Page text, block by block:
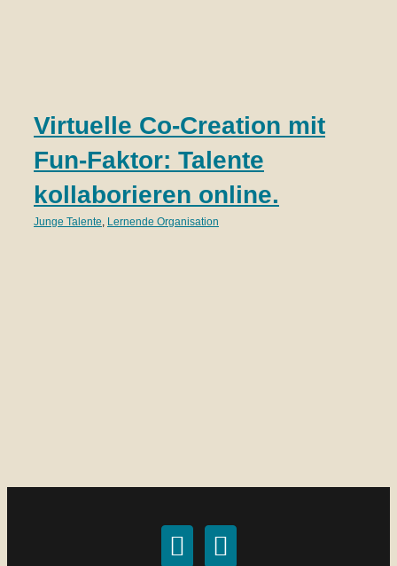
Virtuelle Co-Creation mit
Fun-Faktor: Talente
kollaborieren online.
Junge Talente, Lernende Organisation